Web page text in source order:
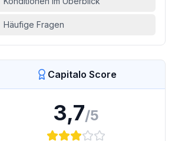
Häufige Fragen
Capitalo Score
3,7/5